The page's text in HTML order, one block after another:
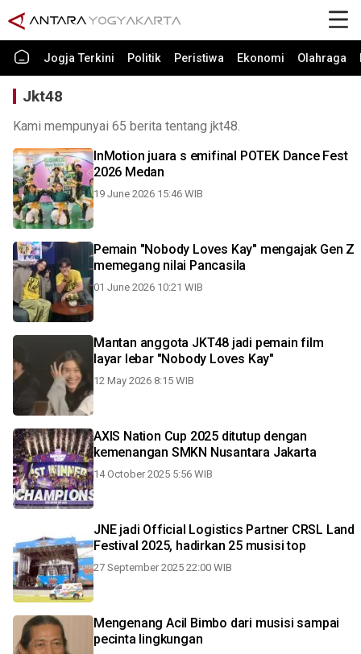
Jogja Terkini Politik Peristiwa Ekonomi Olahraga
Jkt48
Kami mempunyai 65 berita tentang jkt48.
InMotion juara s emifinal POTEK Dance Fest
2026 Medan
19 June 2026 15:46 WIB
Pemain "Nobody Loves Kay" mengajak Gen Z
memegang nilai Pancasila
01 June 2026 10:21 WIB
Mantan anggota JKT48 jadi pemain film
layar lebar "Nobody Loves Kay"
12 May 2026 8:15 WIB
AXIS Nation Cup 2025 ditutup dengan
kemenangan SMKN Nusantara Jakarta
14 October 2025 5:56 WIB
JNE jadi Official Logistics Partner CRSL Land
Festival 2025, hadirkan 25 musisi top
27 September 2025 22:00 WIB
Mengenang Acil Bimbo dari musisi sampai
pecinta lingkungan